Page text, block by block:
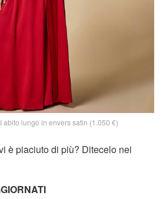
abito lungo in envers satin (1.050 €)
è piaciuto di più? Ditecelo nei